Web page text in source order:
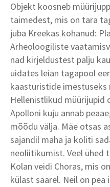
Objekt koosneb
taimedest, mis on tara
juba Kreekas kohanud:
Arheoloogiliste
nad kirjeldustest palju
uidates leian tagapool
kaasturistide
Hellenistlikud müürijupid
Apolloni kuju annab
mõõdu välja. Mäe otsas
sajandil maha ja koliti
neoliitikumist. Veel ühed
Kolan veidi Choras, mis
külast saarel. Neil on